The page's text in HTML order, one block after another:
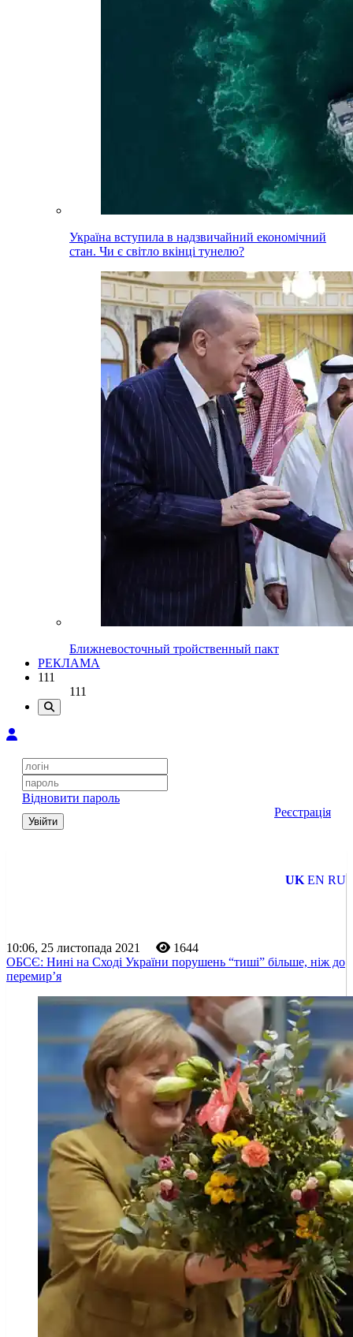
Україна вступила в надзвичайний економічний
стан. Чи є світло вкінці тунелю?
Ближневосточный тройственный пакт
РЕКЛАМА
111
111
Відновити пароль
Увійти
Реєстрація
UK EN RU
10:06, 25 листопада 2021
1644
ОБСЄ: Нині на Сході України порушень “тиші” більше, ніж до
перемир’я